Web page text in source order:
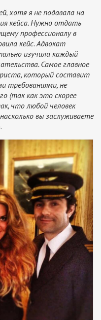
хотя я не подавала на
кейса. Нужно отдать
профессионалу в
кейс. Адвокат
изучила каждый
Самое главное
который составит
требованиями, не
(так как это скорее
что любой человек
вы заслуживаете